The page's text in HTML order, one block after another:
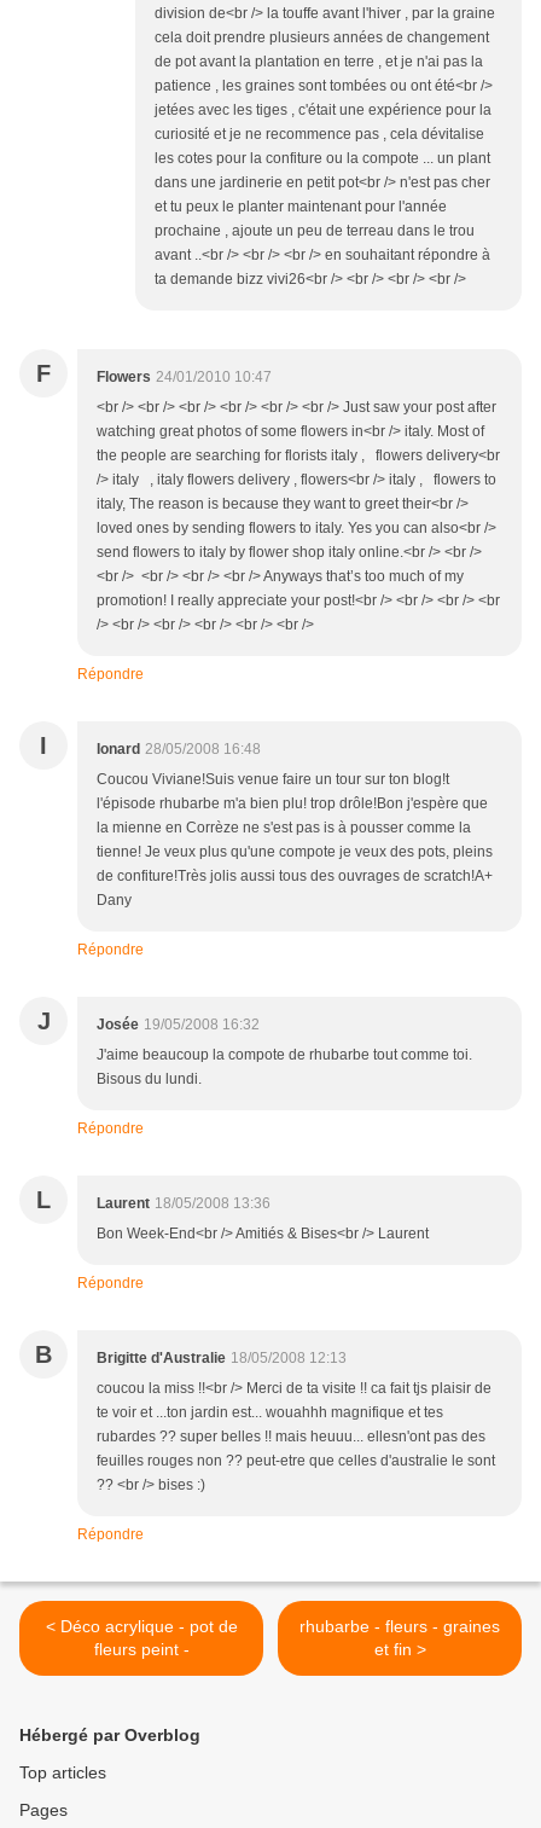
division de<br /> la touffe avant l'hiver , par la graine
cela doit prendre plusieurs années de changement
de pot avant la plantation en terre , et je n'ai pas la
patience , les graines sont tombées ou ont été<br />
jetées avec les tiges , c'était une expérience pour la
curiosité et je ne recommence pas , cela dévitalise
les cotes pour la confiture ou la compote ... un plant
dans une jardinerie en petit pot<br /> n'est pas cher
et tu peux le planter maintenant pour l'année
prochaine , ajoute un peu de terreau dans le trou
avant ..<br /> <br /> <br /> en souhaitant répondre à
ta demande bizz vivi26<br /> <br /> <br /> <br />
F Flowers 24/01/2010 10:47
<br /> <br /> <br /> <br /> <br /> <br /> Just saw your post after
watching great photos of some flowers in<br /> italy. Most of
the people are searching for florists italy , flowers delivery<br
/> italy , italy flowers delivery , flowers<br /> italy , flowers to
italy, The reason is because they want to greet their<br />
loved ones by sending flowers to italy. Yes you can also<br />
send flowers to italy by flower shop italy online.<br /> <br />
<br /> <br /> <br /> <br /> Anyways that’s too much of my
promotion! I really appreciate your post!<br /> <br /> <br /> <br
/> <br /> <br /> <br /> <br /> <br />
Répondre
I Ionard 28/05/2008 16:48
Coucou Viviane!Suis venue faire un tour sur ton blog!t
l'épisode rhubarbe m'a bien plu! trop drôle!Bon j'espère que
la mienne en Corrèze ne s'est pas is à pousser comme la
tienne! Je veux plus qu'une compote je veux des pots, pleins
de confiture!Très jolis aussi tous des ouvrages de scratch!A+
Dany
Répondre
J Josée 19/05/2008 16:32
J'aime beaucoup la compote de rhubarbe tout comme toi.
Bisous du lundi.
Répondre
L Laurent 18/05/2008 13:36
Bon Week-End<br /> Amitiés & Bises<br /> Laurent
Répondre
B Brigitte d'Australie 18/05/2008 12:13
coucou la miss !!<br /> Merci de ta visite !! ca fait tjs plaisir de
te voir et ...ton jardin est... wouahhh magnifique et tes
rubardes ?? super belles !! mais heuuu... ellesn'ont pas des
feuilles rouges non ?? peut-etre que celles d'australie le sont
?? <br /> bises :)
Répondre
< Déco acrylique - pot de
fleurs peint -
rhubarbe - fleurs - graines
et fin >
Hébergé par Overblog
Top articles
Pages